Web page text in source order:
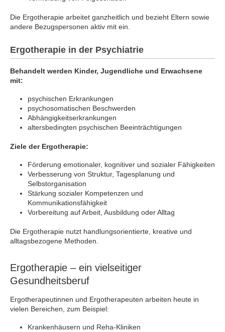
Die Ergotherapie arbeitet ganzheitlich und bezieht Eltern sowie
andere Bezugspersonen aktiv mit ein.
Ergotherapie in der Psychiatrie
Behandelt werden Kinder, Jugendliche und Erwachsene
mit:
psychischen Erkrankungen
psychosomatischen Beschwerden
Abhängigkeitserkrankungen
altersbedingten psychischen Beeinträchtigungen
Ziele der Ergotherapie:
Förderung emotionaler, kognitiver und sozialer Fähigkeiten
Verbesserung von Struktur, Tagesplanung und
Selbstorganisation
Stärkung sozialer Kompetenzen und
Kommunikationsfähigkeit
Vorbereitung auf Arbeit, Ausbildung oder Alltag
Die Ergotherapie nutzt handlungsorientierte, kreative und
alltagsbezogene Methoden.
Ergotherapie – ein vielseitiger
Gesundheitsberuf
Ergotherapeutinnen und Ergotherapeuten arbeiten heute in
vielen Bereichen, zum Beispiel:
Krankenhäusern und Reha-Kliniken